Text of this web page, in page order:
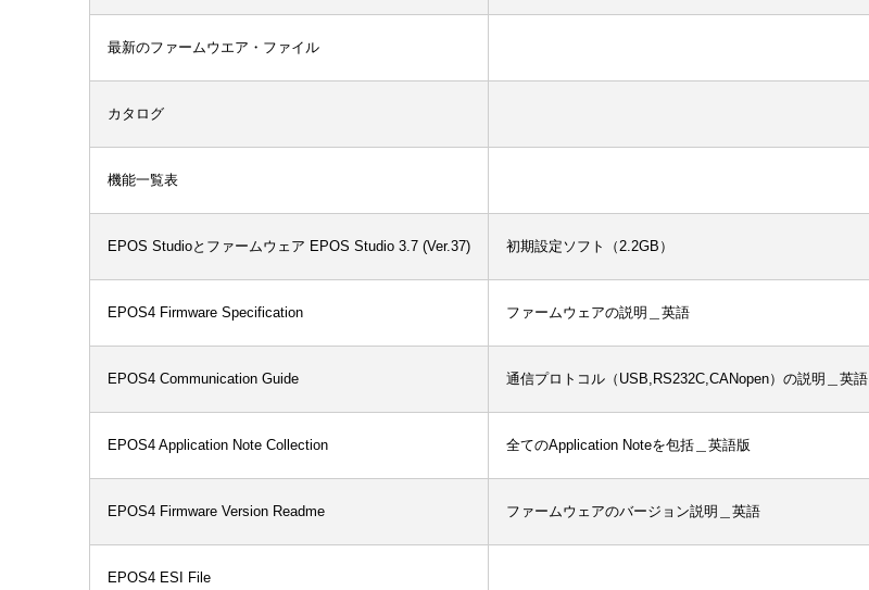
最新のファームウエア・ファイル
カタログ
機能一覧表
EPOS Studioとファームウェア EPOS Studio 3.7 (Ver.37) 初期設定ソフト（2.2GB）
EPOS4 Firmware Specification ファームウェアの説明＿英語
EPOS4 Communication Guide 通信プロトコル（USB,RS232C,CANopen）の説明＿英語
EPOS4 Application Note Collection 全てのApplication Noteを包括＿英語版
EPOS4 Firmware Version Readme ファームウェアのバージョン説明＿英語
EPOS4 ESI File